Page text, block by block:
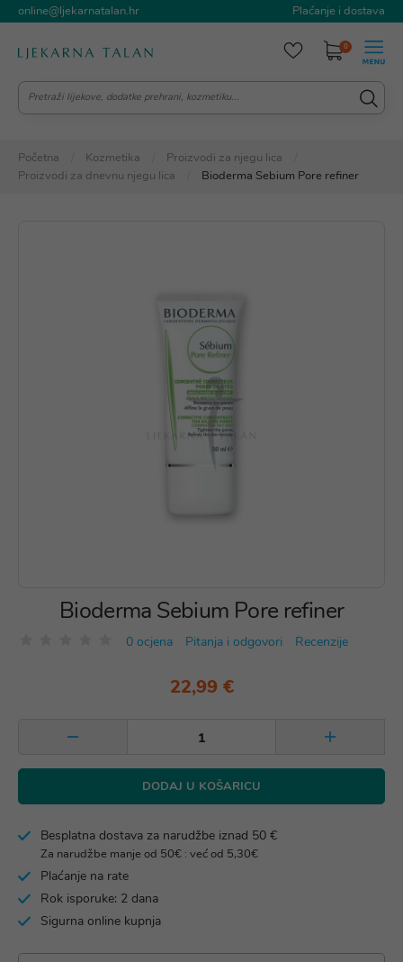
online@ljekarnatalan.hr Plaćanje i dostava
0
Početna Kozmetika
Proizvodi za njegu lica
Proizvodi za dnevnu njegu lica
Bioderma Sebium Pore refiner
Bioderma Sebium Pore refiner
0 ocjena Pitanja i odgovori Recenzije
22,99 €
DODAJ U KOŠARICU
Besplatna dostava za narudžbe iznad 50 €
Za narudžbe manje od 50€ : već od 5,30€
Plaćanje na rate
Rok isporuke: 2 dana
Sigurna online kupnja